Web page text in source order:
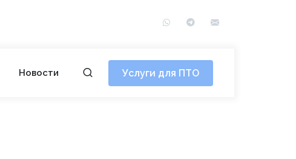
WhatsAppTelegram
Услуги для ПТО
Новости